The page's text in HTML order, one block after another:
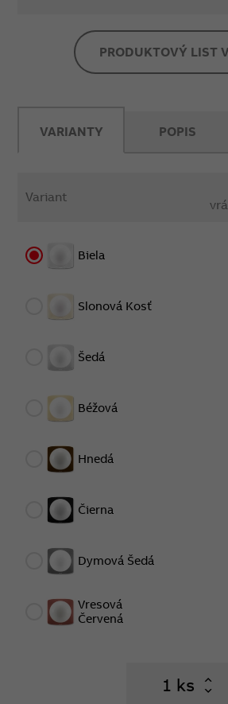
PRODUKTOVÝ LIST
VARIANTY
Variant
Biela
Slonová Kosť
Šedá
Béžová
Hnedá
Čierna
Dymová Šedá
Vresová
Červená
ks
POPIS